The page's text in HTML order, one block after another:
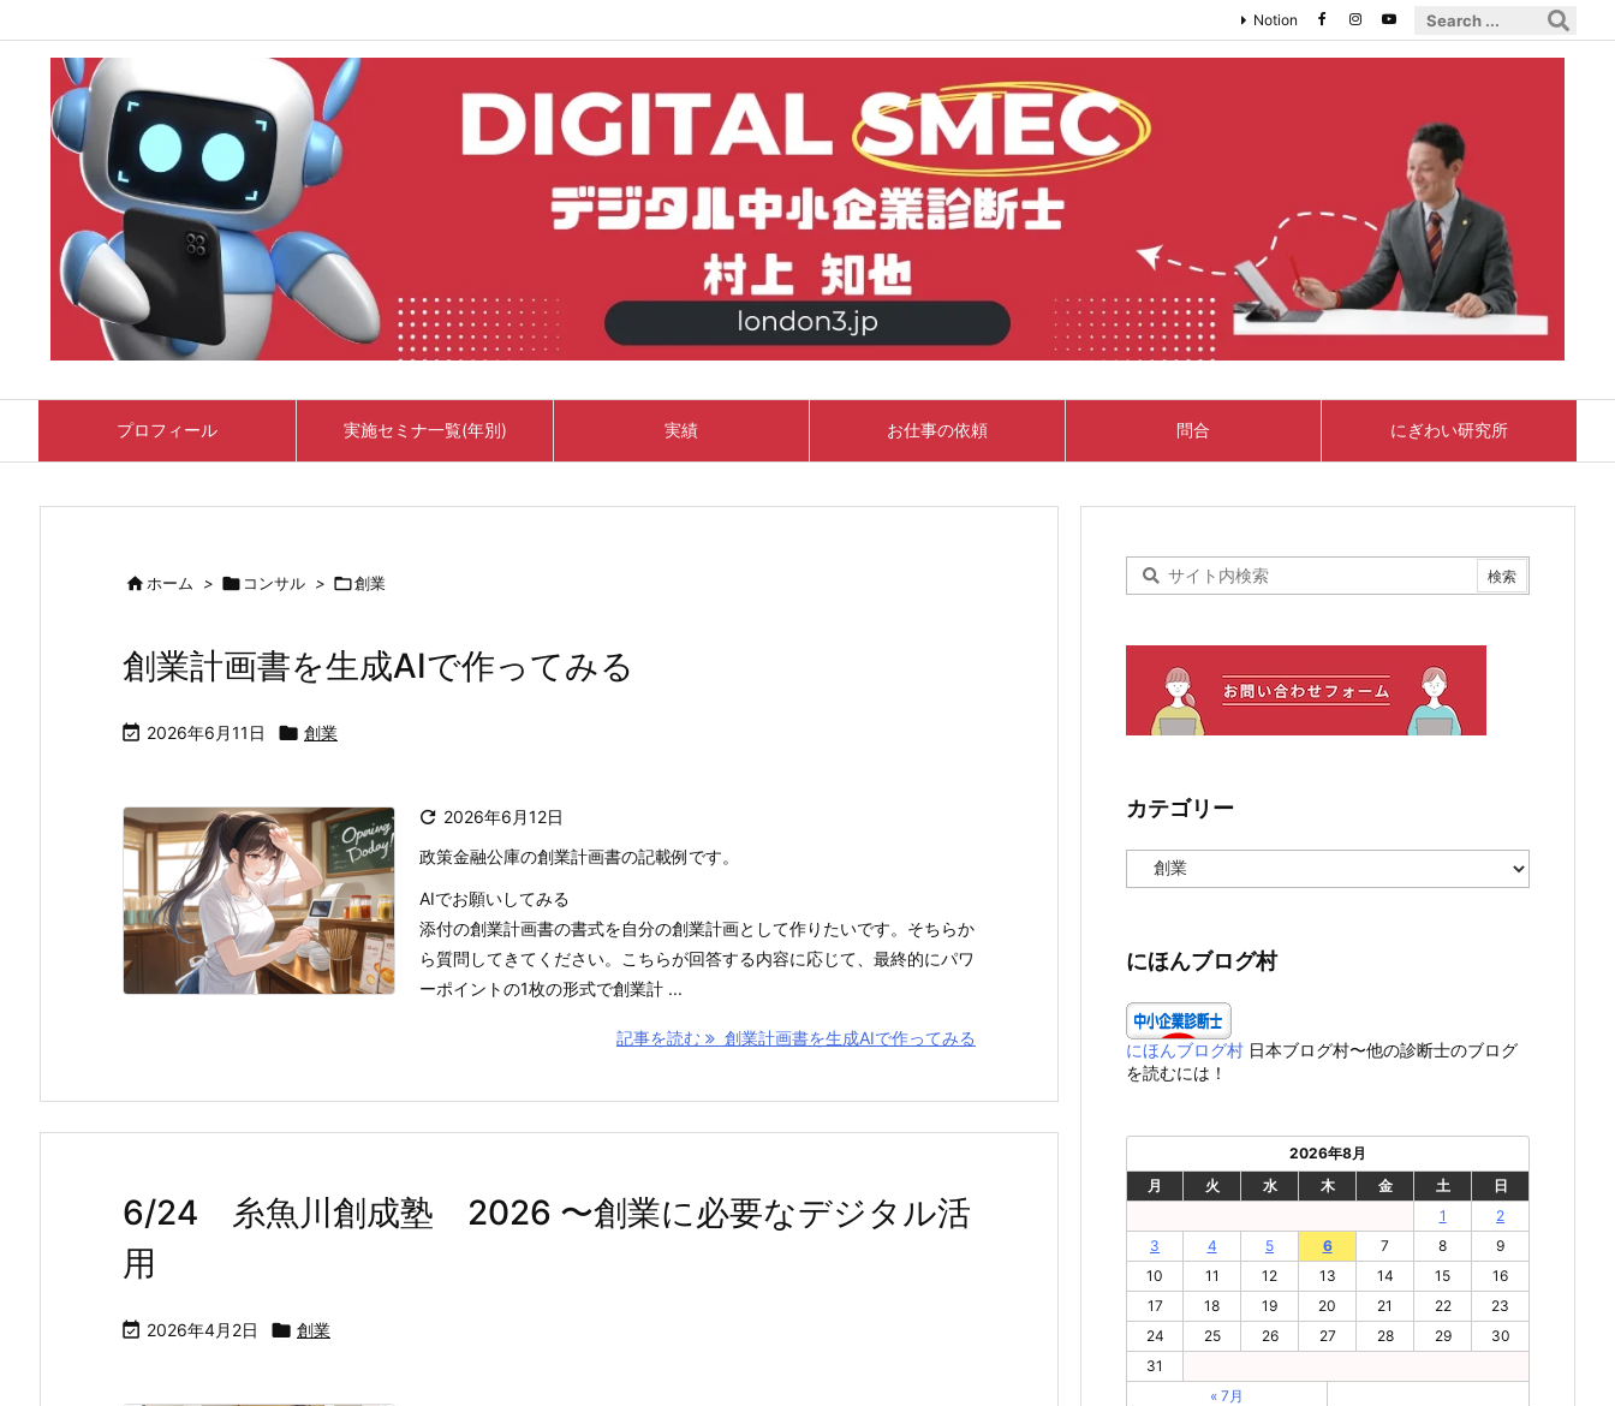
プロフィール 実施セミナ一覧(年別) 実績 お仕事の依頼 問合 にぎわい研究所
Notion
ホーム >  コンサル > 創業
創業計画書を生成AIで作ってみる
 2026年6月11日  創業
 2026年6月12日
政策金融公庫の創業計画書の記載例です。
AIでお願いしてみる
添付の創業計画書の書式を自分の創業計画として作りたいです。そちらか
ら質問してきてください。こちらが回答する内容に応じて、最終的にパワ
ーポイントの1枚の形式で創業計 ...
記事を読む 創業計画書を生成AIで作ってみる
6/24 糸魚川創成塾 2026 〜創業に必要なデジタル活
用
 2026年4月2日  創業
カテゴリー
テ
ー
にほんブログ村
にほんブログ村 日本ブログ村〜他の診断士のブログ
を読むには！
2026年8月
月
火 水 木 金 土
日
1
2
3
4 5 6 7 8
9
10
11 12 13 14 15
16
17
18 19 20 21 22
23
24
25 26 27 28 29
30
31
« 7月